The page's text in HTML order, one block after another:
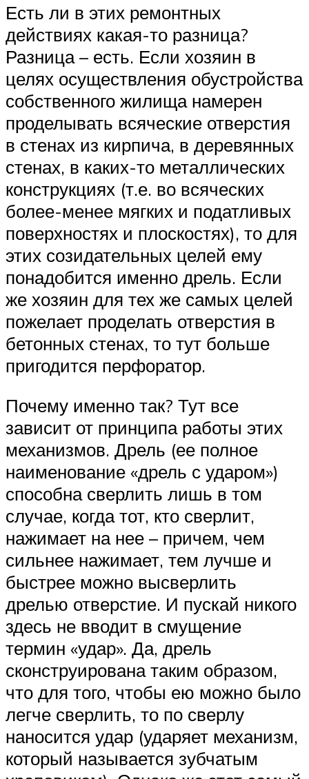
Есть ли в этих ремонтных
действиях какая-то разница?
Разница – есть. Если хозяин в
целях осуществления обустройства
собственного жилища намерен
проделывать всяческие отверстия
в стенах из кирпича, в деревянных
стенах, в каких-то металлических
конструкциях (т.е. во всяческих
более-менее мягких и податливых
поверхностях и плоскостях), то для
этих созидательных целей ему
понадобится именно дрель. Если
же хозяин для тех же самых целей
пожелает проделать отверстия в
бетонных стенах, то тут больше
пригодится перфоратор.
Почему именно так? Тут все
зависит от принципа работы этих
механизмов. Дрель (ее полное
наименование «дрель с ударом»)
способна сверлить лишь в том
случае, когда тот, кто сверлит,
нажимает на нее – причем, чем
сильнее нажимает, тем лучше и
быстрее можно высверлить
дрелью отверстие. И пускай никого
здесь не вводит в смущение
термин «удар». Да, дрель
сконструирована таким образом,
что для того, чтобы ею можно было
легче сверлить, то по сверлу
наносится удар (ударяет механизм,
который называется зубчатым